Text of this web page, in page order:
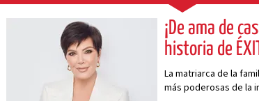
¡De ama de
historia de
La matriarca de la
más poderosas de la